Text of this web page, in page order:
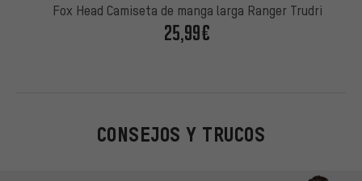
Fox Head Camiseta de manga larga Ranger Trudri
25,99€
CONSEJOS Y TRUCOS